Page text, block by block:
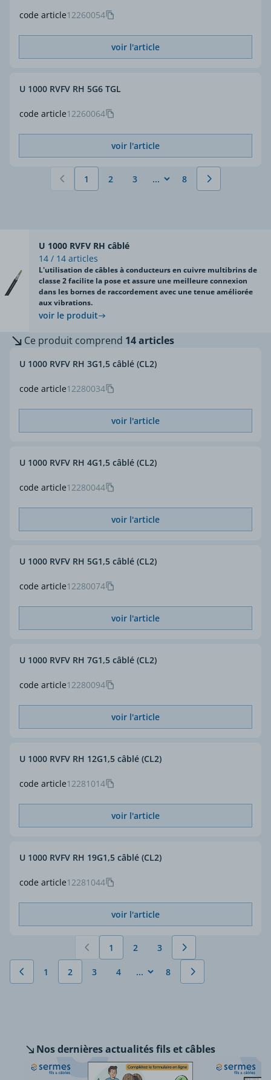
code article12260054
voir l'article
code article12260064
U 1000 RVFV RH 5G6 TGL
voir l'article
Vous lisez actuellement la page
1 Page
2 Page
3 Page
8
U 1000 RVFV RH câblé
14 / 14 articles
L'utilisation de câbles à conducteurs en cuivre multibrins de
classe 2 facilite la pose et assure une meilleure connexion
dans les bornes de raccordement avec une tenue améliorée
aux vibrations.
voir le produit
Ce produit comprend 14 articles
code article12280034
U 1000 RVFV RH 3G1,5 câblé (CL2)
voir l'article
code article12280044
U 1000 RVFV RH 4G1,5 câblé (CL2)
voir l'article
code article12280074
U 1000 RVFV RH 5G1,5 câblé (CL2)
voir l'article
code article12280094
U 1000 RVFV RH 7G1,5 câblé (CL2)
voir l'article
code article12281014
U 1000 RVFV RH 12G1,5 câblé (CL2)
voir l'article
code article12281044
U 1000 RVFV RH 19G1,5 câblé (CL2)
voir l'article
Vous lisez actuellement la page
1 Page
2 Page
3
Précédent
Page
1 Vous lisez actuellement la page
2 Page
3 Page
4 Page
8 Suivant
Nos dernièresactualités fils et câbles